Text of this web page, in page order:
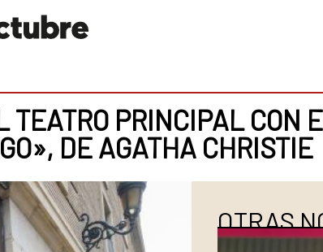
TEATRO PRINCIPAL CON
DE AGATHA CHRISTIE
OTRAS